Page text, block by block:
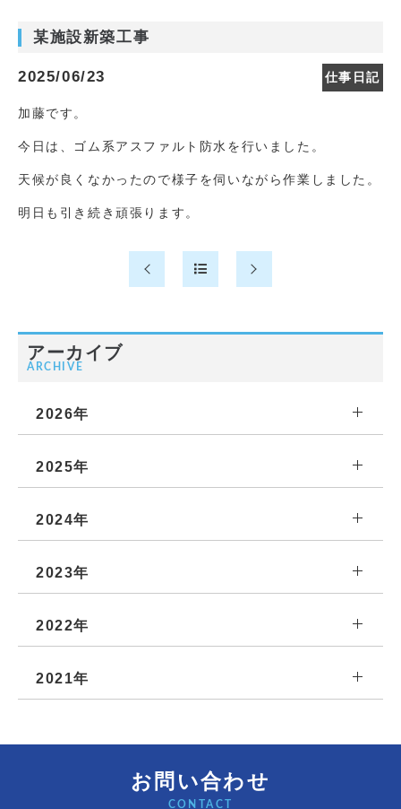
某施設新築工事
2025/06/23 仕事日記
加藤です。
今日は、ゴム系アスファルト防水を行いました。
天候が良くなかったので様子を伺いながら作業しました。
明日も引き続き頑張ります。
アーカイブ
ARCHIVE
2026年
2025年
2024年
2023年
2022年
2021年
お問い合わせ
CONTACT